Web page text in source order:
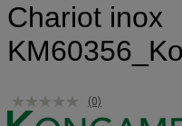
Chariot inox
(0)